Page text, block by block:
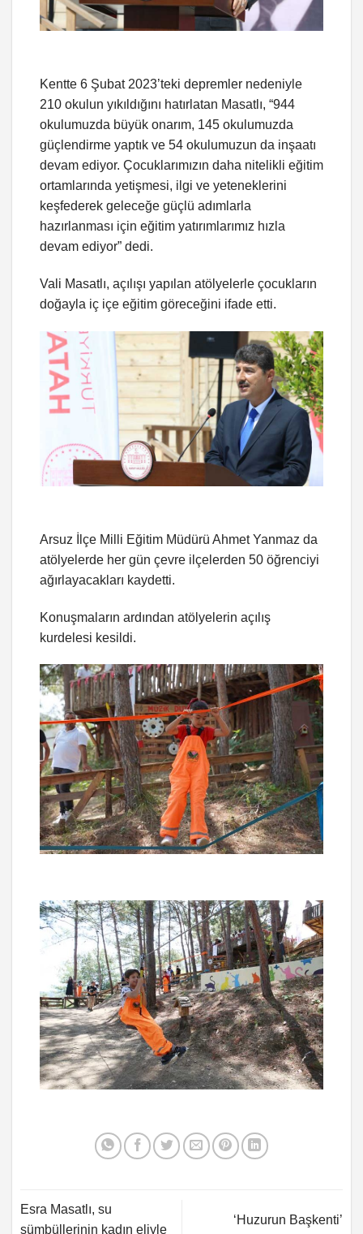
Kentte 6 Şubat 2023’teki depremler nedeniyle
210 okulun yıkıldığını hatırlatan Masatlı, “944
okulumuzda büyük onarım, 145 okulumuzda
güçlendirme yaptık ve 54 okulumuzun da inşaatı
devam ediyor. Çocuklarımızın daha nitelikli eğitim
ortamlarında yetişmesi, ilgi ve yeteneklerini
keşfederek geleceğe güçlü adımlarla
hazırlanması için eğitim yatırımlarımız hızla
devam ediyor” dedi.
Vali Masatlı, açılışı yapılan atölyelerle çocukların
doğayla iç içe eğitim göreceğini ifade etti.
Arsuz İlçe Milli Eğitim Müdürü Ahmet Yanmaz da
atölyelerde her gün çevre ilçelerden 50 öğrenciyi
ağırlayacakları kaydetti.
Konuşmaların ardından atölyelerin açılış
kurdelesi kesildi.
Esra Masatlı, su
sümbüllerinin kadın eliyle
‘Huzurun Başkenti’